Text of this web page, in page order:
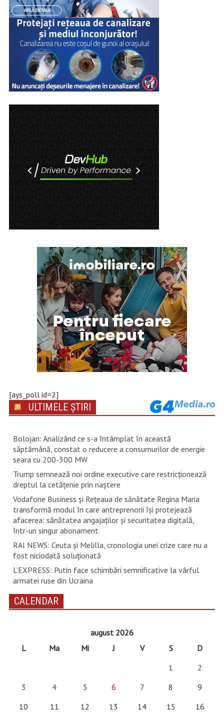
[ays_poll id=2]
ULTIMELE ȘTIRI
Bolojan: Analizând ce s-a întâmplat în această
săptămână, constat o reducere a consumurilor de energie
seara cu 200-300 MW
Trump semnează noi ordine executive care restricţionează
dreptul la cetăţenie prin naştere
Vodafone Business și Rețeaua de sănătate Regina Maria
transformă modul în care antreprenorii își protejează
afacerea: sănătatea angajaților și securitatea digitală,
într-un singur abonament
RAI NEWS: Ceuta și Melilla, cronologia unei crize care nu a
fost niciodată soluționată
L’EXPRESS: Putin face schimbări semnificative la vârful
armatei ruse din Ucraina
CALENDAR
august 2026
L
Ma Mi J V S
D
1
2
3
4 5 6 7 8
9
10
11 12 13 14 15
16